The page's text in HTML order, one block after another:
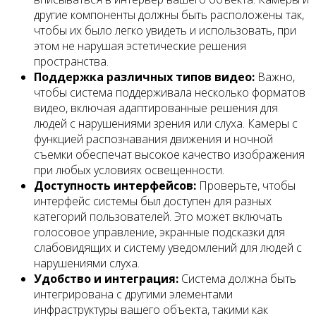
другие компоненты должны быть расположены так,
чтобы их было легко увидеть и использовать, при
этом не нарушая эстетические решения
пространства.
Поддержка различных типов видео: Важно,
чтобы система поддерживала несколько форматов
видео, включая адаптированные решения для
людей с нарушениями зрения или слуха. Камеры с
функцией распознавания движения и ночной
съемки обеспечат высокое качество изображения
при любых условиях освещенности.
Доступность интерфейсов: Проверьте, чтобы
интерфейс системы был доступен для разных
категорий пользователей. Это может включать
голосовое управление, экранные подсказки для
слабовидящих и систему уведомлений для людей с
нарушениями слуха.
Удобство и интеграция: Система должна быть
интегрирована с другими элементами
инфраструктуры вашего объекта, такими как